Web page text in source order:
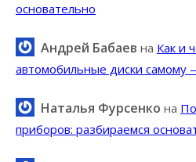
основательно
Андрей Бабаев на Как и
автомобильные диски самому
Наталья Фурсенко на
приборов: разбираемся